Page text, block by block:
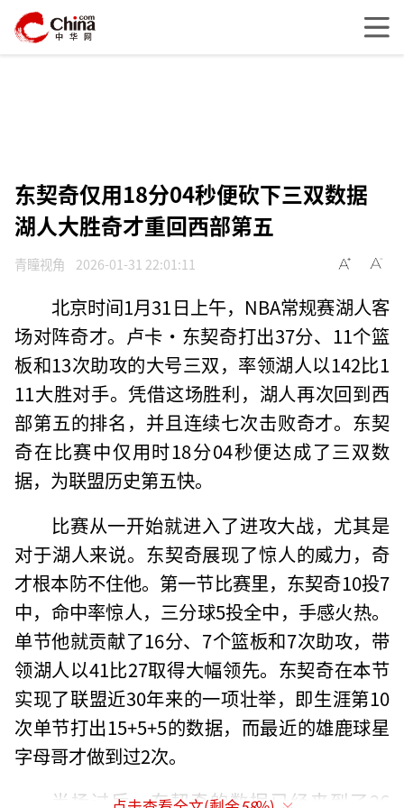
东契奇仅用18分04秒便砍下三双数据
湖人大胜奇才重回西部第五
青瞳视角 2026-01-31 22:01:11
北京时间1月31日上午，NBA常规赛湖人客
场对阵奇才。卢卡·东契奇打出37分、11个篮
板和13次助攻的大号三双，率领湖人以142比1
11大胜对手。凭借这场胜利，湖人再次回到西
部第五的排名，并且连续七次击败奇才。东契
奇在比赛中仅用时18分04秒便达成了三双数
据，为联盟历史第五快。
比赛从一开始就进入了进攻大战，尤其是
对于湖人来说。东契奇展现了惊人的威力，奇
才根本防不住他。第一节比赛里，东契奇10投7
中，命中率惊人，三分球5投全中，手感火热。
单节他就贡献了16分、7个篮板和7次助攻，带
领湖人以41比27取得大幅领先。东契奇在本节
实现了联盟近30年来的一项壮举，即生涯第10
次单节打出15+5+5的数据，而最近的雄鹿球星
字母哥才做到过2次。
半场过后，东契奇的数据已经来到了26